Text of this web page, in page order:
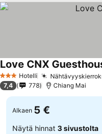
3 Tähtiluokitus
Hotelli
Love CNX
7,4 778 Chiang Mai
Alkaen 5 €
Näytä hinnat 3 sivustolta